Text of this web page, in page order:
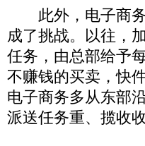
此外，电子商务
成了挑战。以往，
任务，由总部给予
不赚钱的买卖，快
电子商务多从东部
派送任务重、揽收